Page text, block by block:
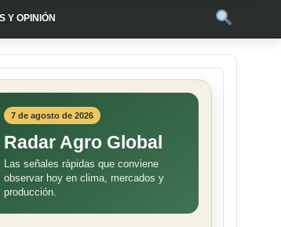
Y OPINIÓN
7 de agosto de 2026
Radar Agro Global
Las señales rápidas que conviene
observar hoy en clima, mercados y
producción.